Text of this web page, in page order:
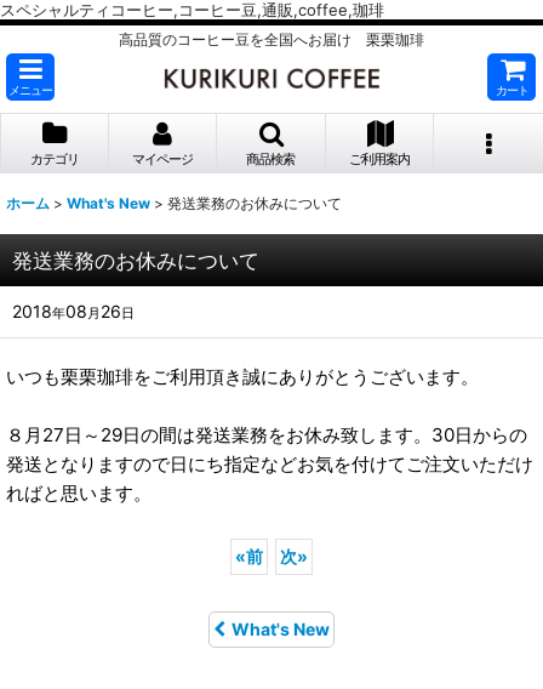
スペシャルティコーヒー,コーヒー豆,通販,coffee,珈琲
高品質のコーヒー豆を全国へお届け 栗栗珈琲
メニュー カート
カテゴリ マイページ 商品検索 ご利用案内
ホーム > What's New > 発送業務のお休みについて
発送業務のお休みについて
2018年08 月 26日
いつも栗栗珈琲をご利用頂き誠にありがとうございます。
８月27日～29日の間は発送業務をお休み致します。30日からの
発送となりますので日にち指定などお気を付けてご注文いただけ
ればと思います。
«前 次»
What's New